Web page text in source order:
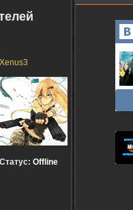
Xenus3
Статус: Offline